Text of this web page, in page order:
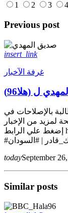
1
2 3 4
Previous post
insert_link
غرفة الآخبار
ل (هلا96)
المهدي ل (هلا96) المطالبة بالإصلاحات في
لمزيد من الإخبار
إضغط علي الرابط https://hala96.com/category/news/
todaySeptember
Similar posts